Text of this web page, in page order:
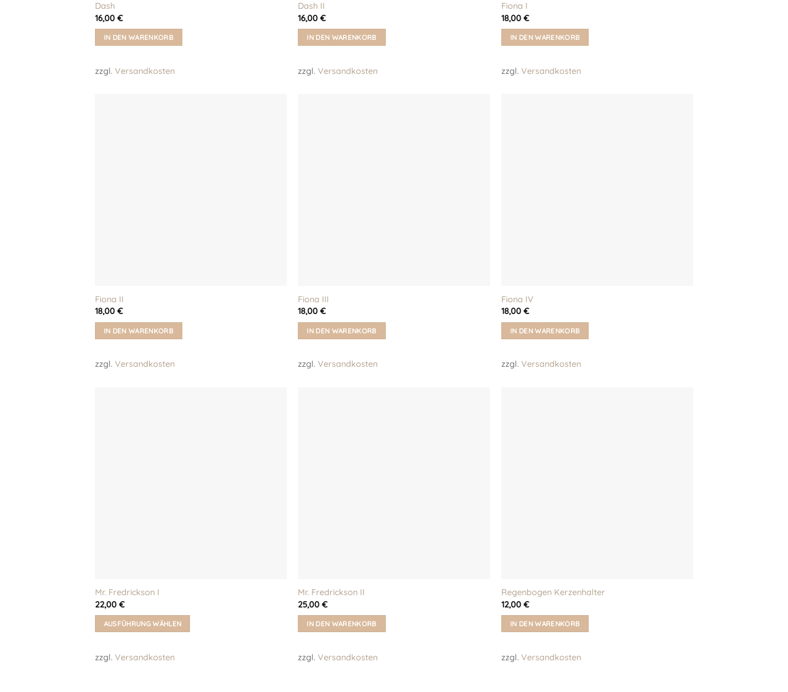
Dash
16,00 €
IN DEN WARENKORB
zzgl. Versandkosten
Dash II
16,00€
IN DEN WARENKORB
zzgl.Versandkosten
Fiona I
18,00€
IN DEN WARENKORB
zzgl.Versandkosten
Fiona II
18,00 €
IN DEN WARENKORB
zzgl. Versandkosten
Fiona III
18,00€
IN DEN WARENKORB
zzgl.Versandkosten
Fiona IV
18,00€
IN DEN WARENKORB
zzgl.Versandkosten
Mr. Fredrickson I
22,00 €
AUSFÜHRUNG WÄHLEN
Produkt
weist
zzgl. Versandkosten
Mr. Fredrickson II
25,00€
IN DEN WARENKORB
zzgl.Versandkosten
Regenbogen Kerzenhalter
12,00€
IN DEN WARENKORB
zzgl.Versandkosten